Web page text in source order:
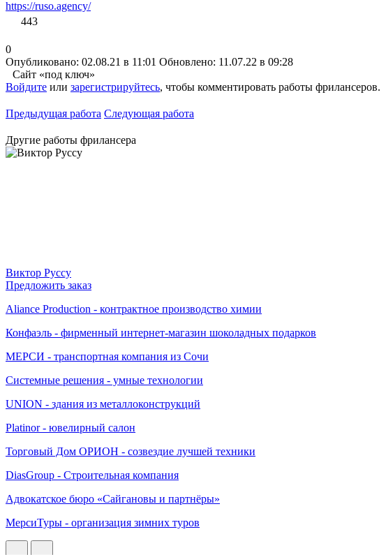
https://ruso.agency/
443
0
Опубликовано: 02.08.21 в 11:01 Обновлено: 11.07.22 в 09:28
Сайт «под ключ»
Войдите или зарегистрируйтесь, чтобы комментировать работы фрилансеров.
Предыдущая работа Следующая работа
Другие работы фрилансера
Виктор Руссу
Предложить заказ
Aliance Production - контрактное производство химии
Конфаэль - фирменный интернет-магазин шоколадных подарков
МЕРСИ - транспортная компания из Сочи
Системные решения - умные технологии
UNION - здания из металлоконструкций
Platinor - ювелирный салон
Торговый Дом ОРИОН - созвездие лучшей техники
DiasGroup - Строительная компания
Адвокатское бюро «Сайгановы и партнёры»
МерсиТуры - организация зимних туров